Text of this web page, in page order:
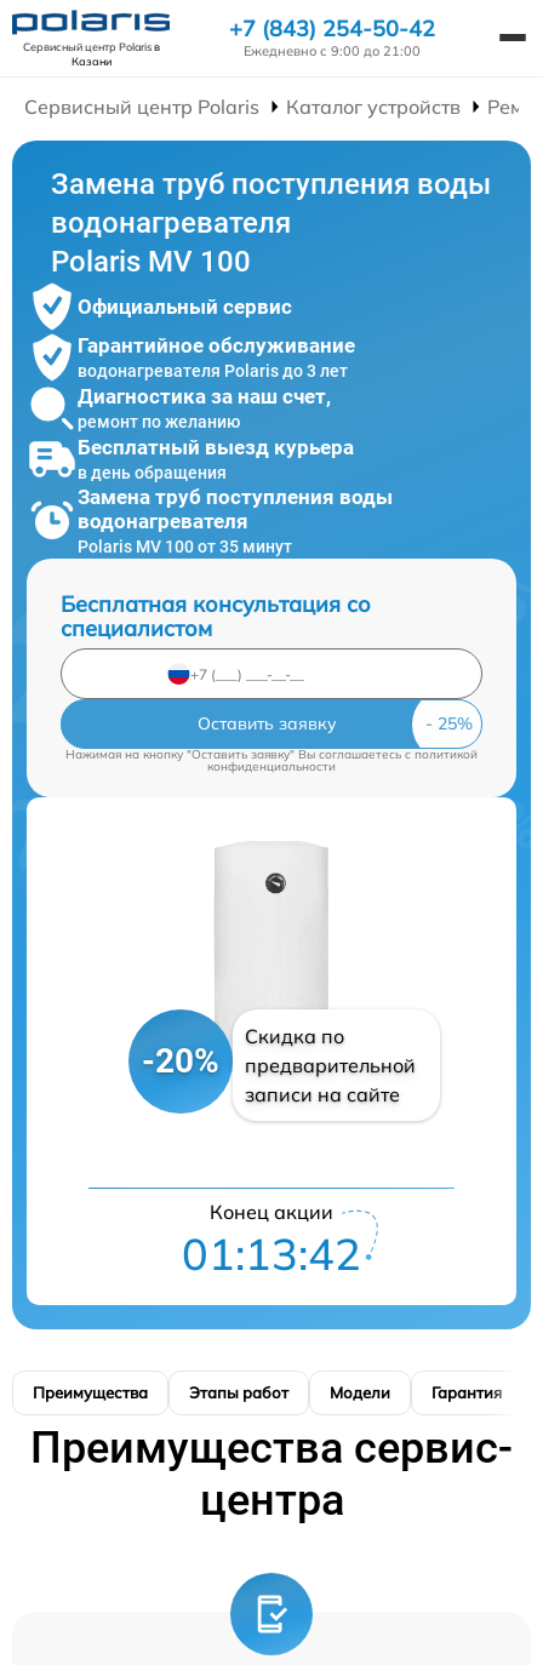
Сервисный центр Polarisв
Казани
+7 (843) 254-50-42
Ежедневно с 9:00 до 21:00
Сервисный центр Polaris Каталог устройств
Замена труб поступления воды
водонагревателя
Polaris MV 100
Официальный сервис
Гарантийное обслуживание
водонагревателя Polaris до 3 лет
Диагностика за наш счет,
ремонт по желанию
Бесплатный выезд курьера
в день обращения
Замена труб поступления воды
водонагревателя
Polaris MV 100 от 35 минут
Бесплатная консультация со
специалистом
Оставить заявку
Нажимая на кнопку "Оставить заявку" Вы соглашаетесь cполитикой
конфиденциальности
-20%
Скидка по
предварительной
записи на сайте
Конец акции
01:13:41
Преимущества Этапы работ Модели Гарантия
Преимущества сервис-
центра